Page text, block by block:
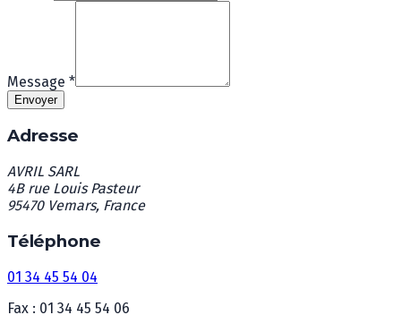
Message *
Envoyer
Adresse
AVRIL SARL
4B rue Louis Pasteur
95470 Vemars, France
Téléphone
01 34 45 54 04
Fax : 01 34 45 54 06